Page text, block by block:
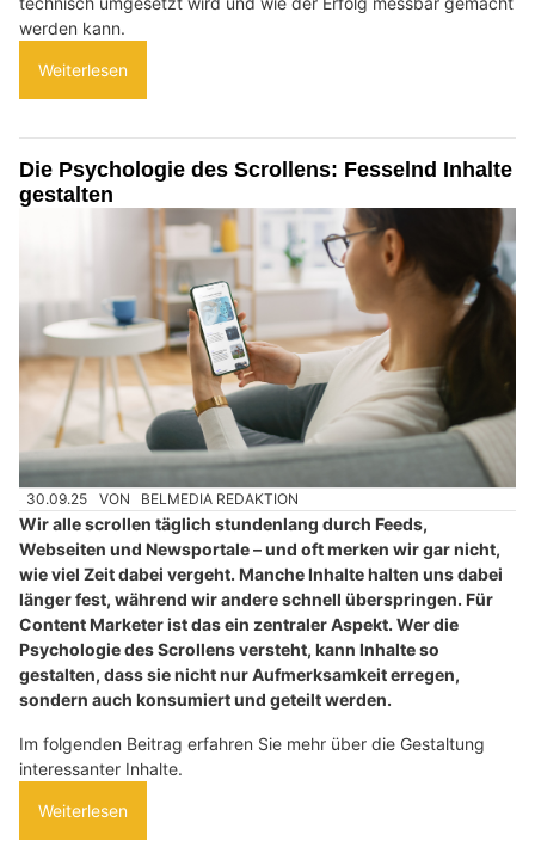
werden kann.
Weiterlesen
Die Psychologie des Scrollens: Fesselnd Inhalte
gestalten
30.09.25 VON BELMEDIA REDAKTION
Wir alle scrollen täglich stundenlang durch Feeds,
Webseiten und Newsportale – und oft merken wir gar nicht,
wie viel Zeit dabei vergeht. Manche Inhalte halten uns dabei
länger fest, während wir andere schnell überspringen. Für
Content Marketer ist das ein zentraler Aspekt. Wer die
Psychologie des Scrollens versteht, kann Inhalte so
gestalten, dass sie nicht nur Aufmerksamkeit erregen,
sondern auch konsumiert und geteilt werden.
Im folgenden Beitrag erfahren Sie mehr über die Gestaltung
interessanter Inhalte.
Weiterlesen